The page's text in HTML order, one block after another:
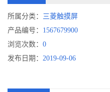
所属分类： 三菱触摸屏
产品编号： 1567679900
浏览次数： 0
发布日期： 2019-09-06